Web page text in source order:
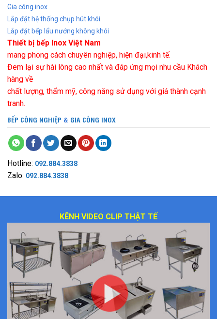
Gia công inox
Lắp đặt hệ thống chụp hút khói
Lắp đặt bếp lẩu nướng không khói
Thiết bị bếp Inox Việt Nam
mang phong cách chuyên nghiệp, hiện đại,kinh tế.
Đem lại sự hài lòng cao nhất và đáp ứng mọi nhu cầu Khách
hàng về
chất lượng, thẩm mỹ, công năng sử dụng với giá thành cạnh
tranh.
BẾP CÔNG NGHIỆP & GIA CÔNG INOX
Hotline: 092.884.3838
Zalo: 092.884.3838
KÊNH VIDEO CLIP THẬT TẾ